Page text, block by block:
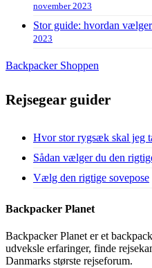
november 2023
Stor guide: hvordan
2023
Backpacker Shoppen
Rejsegear guider
Hvor stor rygsæk skal jeg
Sådan vælger du den
Vælg den rigtige sovepose
Backpacker Planet
Backpacker Planet er et
udveksle erfaringer, finde
Danmarks største rejseforum.